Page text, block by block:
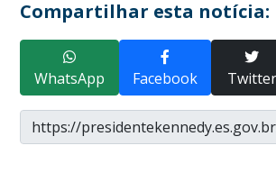
Compartilhar esta notícia:
WhatsApp Facebook Twitter